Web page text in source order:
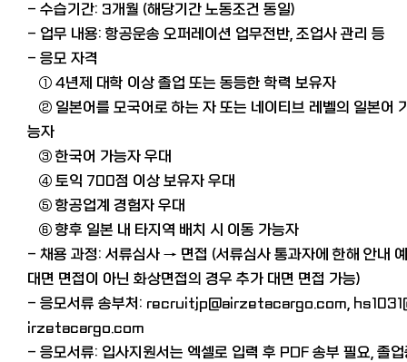
- 수습기간: 3개월 (해당기간 노동조건 동일)
- 업무 내용: 항공운송 오퍼레이션 업무전반, 조업사 관리 등
- 응모 자격
① 4년제 대학 이상 졸업 또는 동등한 학력 보유자
② 일본어를 모국어로 하는 자 또는 네이티브 레벨의 일본어
능자
③ 한국어 가능자 우대
④ 토익 700점 이상 보유자 우대
⑤ 항공업계 경험자 우대
⑥ 향후 일본 내 타지역 배치 시 이동 가능자
- 채용 과정: 서류심사 → 면접 (서류심사 통과자에 한해 안내
대면 면접이 아닌 화상면접의 경우 추가 대면 면접 가능)
- 응모서류 송부처: recruitjp@airzetacargo.com,
irzetacargo.com
- 응모서류: 입사지원서는 엑셀로 입력 후 PDF 송부 필요, 졸